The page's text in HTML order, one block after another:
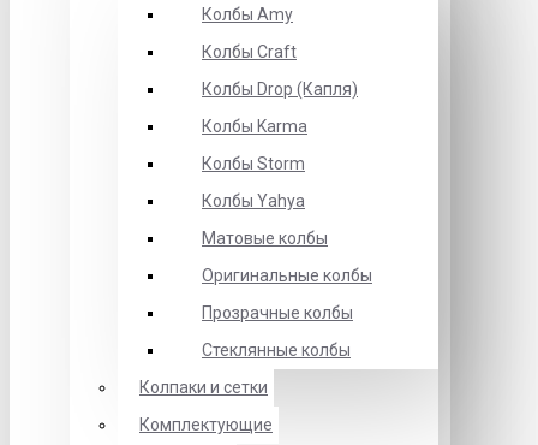
Колбы Amy
Колбы Craft
Колбы Drop (Капля)
Колбы Karma
Колбы Storm
Колбы Yahya
Матовые колбы
Оригинальные колбы
Прозрачные колбы
Стеклянные колбы
Колпаки и сетки
Комплектующие